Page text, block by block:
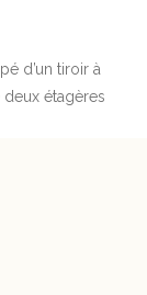
d’un tiroir à
étagères